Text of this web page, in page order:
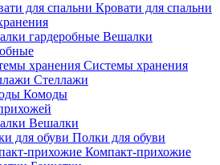
Кровати для спальни
Вешалки
Системы хранения
Стеллажи
Комоды
Вешалки
Полки для обуви
Компакт-прихожие